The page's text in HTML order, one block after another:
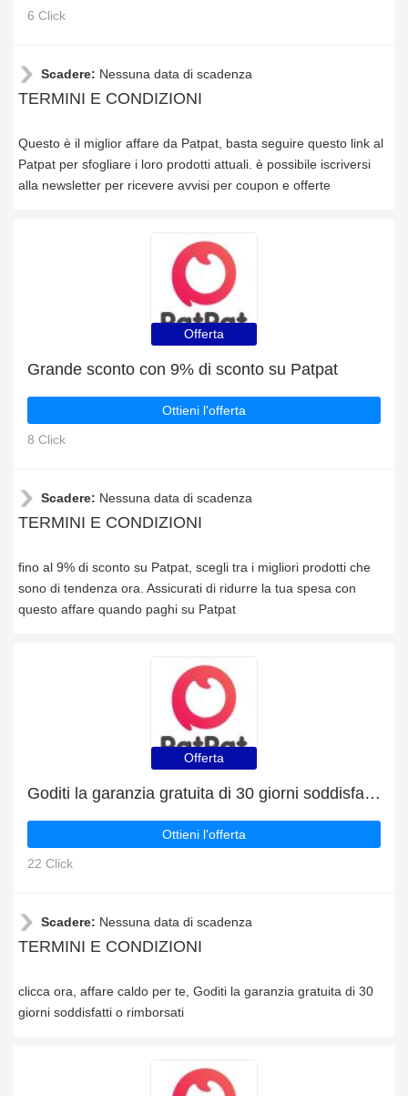
6 Click
Scadere: Nessuna data di scadenza
TERMINI E CONDIZIONI
Questo è il miglior affare da Patpat, basta seguire questo link al
Patpat per sfogliare i loro prodotti attuali. è possibile iscriversi
alla newsletter per ricevere avvisi per coupon e offerte
Offerta
Grande sconto con 9% di sconto su Patpat
Ottieni l'offerta
8 Click
Scadere: Nessuna data di scadenza
TERMINI E CONDIZIONI
fino al 9% di sconto su Patpat, scegli tra i migliori prodotti che
sono di tendenza ora. Assicurati di ridurre la tua spesa con
questo affare quando paghi su Patpat
Offerta
Goditi la garanzia gratuita di 30 giorni soddisfatti o rimborsati
Ottieni l'offerta
22 Click
Scadere: Nessuna data di scadenza
TERMINI E CONDIZIONI
clicca ora, affare caldo per te, Goditi la garanzia gratuita di 30
giorni soddisfatti o rimborsati